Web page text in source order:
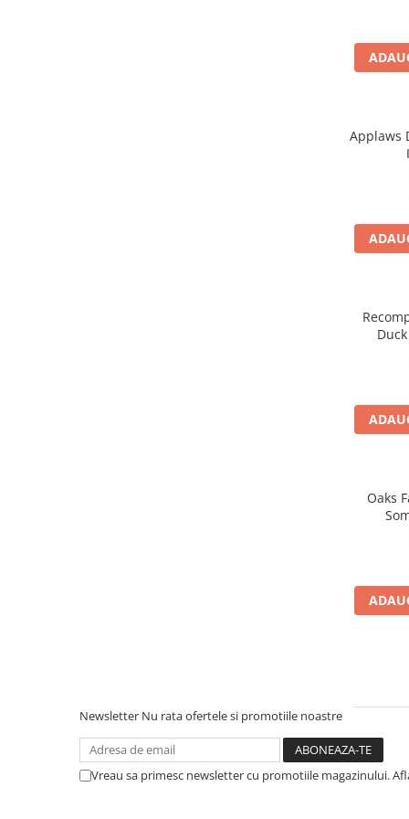
Applaws
Oaks
Newsletter Nu rata ofertele si promotiile noastre
Vreau sa primesc newsletter cu promotiile magazinului.